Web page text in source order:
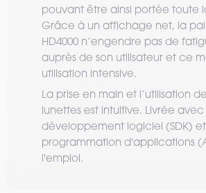
pouvant être ainsi portée toute
Grâce à un affichage net, la
HD4000 n’engendre pas de
auprès de son utilisateur et ce
utilisation intensive.
La prise en main et l’utilisation
lunettes est intuitive. Livrée
développement logiciel (SDK)
programmation d'applications
l'emploi.